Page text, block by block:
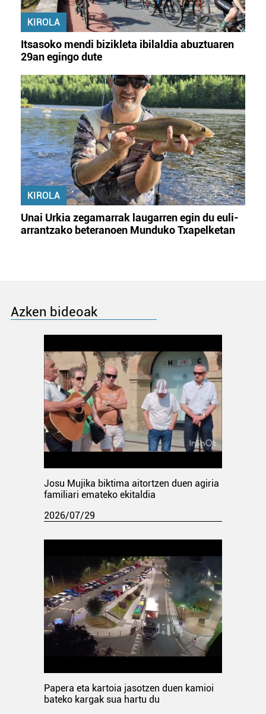
KIROLA
Itsasoko mendi bizikleta ibilaldia abuztuaren
29an egingo dute
KIROLA
Unai Urkia zegamarrak laugarren egin du euli-
arrantzako beteranoen Munduko Txapelketan
Azken bideoak
Josu Mujika biktima aitortzen duen agiria
familiari emateko ekitaldia
2026/07/29
Papera eta kartoia jasotzen duen kamioi
bateko kargak sua hartu du